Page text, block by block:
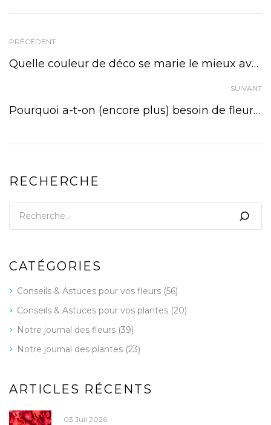
PRÉCÉDENT
Quelle couleur de déco se marie le mieux avec des plantes vertes ?
SUIVANT
Pourquoi a-t-on (encore plus) besoin de fleurs en hiver ?
RECHERCHE
CATÉGORIES
Conseils & Astuces pour vos fleurs (56)
Conseils & Astuces pour vos plantes (20)
Notre journal des fleurs (39)
Notre journal des plantes (23)
ARTICLES RÉCENTS
03 Juil 2026